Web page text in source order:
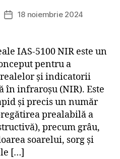
Dată18 noiembrie 2024
IAS-5100 NIR este un
pentru a
și indicatorii
în infraroșu (NIR). Este
și precis un număr
prealabilă a
precum grâu,
soarelui, sorg și
[…]